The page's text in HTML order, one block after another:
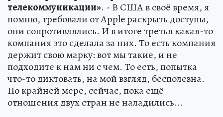
телекоммуникации». - В США в своё время, я
помню, требовали от Apple раскрыть доступы,
они сопротивлялись. И в итоге третья какая-то
компания это сделала за них. То есть компания
держит свою марку: вот мы такие, и не
подходите к нам ни с чем. То есть, попытка
что-то диктовать, на мой взгляд, бесполезна.
По крайней мере, сейчас, пока ещё
отношения двух стран не наладились...